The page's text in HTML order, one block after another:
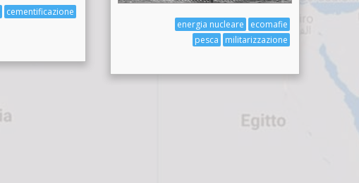
cementificazione
ecomafie
energia nucleare
militarizzazione
pesca